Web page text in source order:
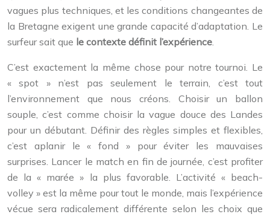
vagues plus techniques, et les conditions changeantes de
la Bretagne exigent une grande capacité d’adaptation. Le
surfeur sait que le contexte définit l’expérience
C’est exactement la même chose pour notre tournoi. Le
« spot » n’est pas seulement le terrain, c’est tout
l’environnement que nous créons. Choisir un ballon
souple, c’est comme choisir la vague douce des Landes
pour un débutant. Définir des règles simples et flexibles,
c’est aplanir le « fond » pour éviter les mauvaises
surprises. Lancer le match en fin de journée, c’est profiter
de la « marée » la plus favorable. L’activité « beach-
volley » est la même pour tout le monde, mais l’expérience
vécue sera radicalement différente selon les choix que